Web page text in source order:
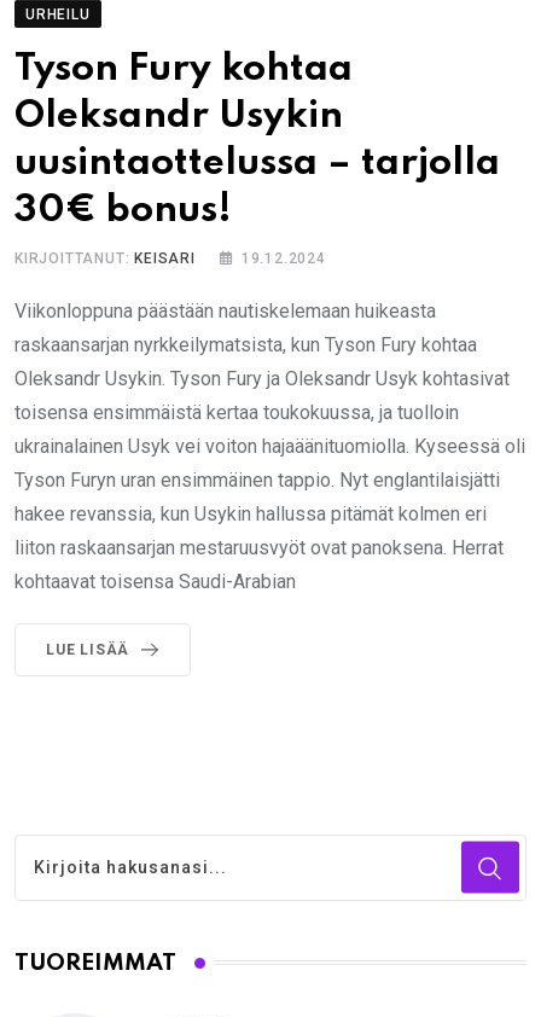
URHEILU
Tyson Fury kohtaa
Oleksandr Usykin
uusintaottelussa – tarjolla
30€ bonus!
KIRJOITTANUT:KEISARI 19.12.2024
Viikonloppuna päästään nautiskelemaan huikeasta
raskaansarjan nyrkkeilymatsista, kun Tyson Fury kohtaa
Oleksandr Usykin. Tyson Fury ja Oleksandr Usyk kohtasivat
toisensa ensimmäistä kertaa toukokuussa, ja tuolloin
ukrainalainen Usyk vei voiton hajaäänituomiolla. Kyseessä oli
Tyson Furyn uran ensimmäinen tappio. Nyt englantilaisjätti
hakee revanssia, kun Usykin hallussa pitämät kolmen eri
liiton raskaansarjan mestaruusvyöt ovat panoksena. Herrat
kohtaavat toisensa Saudi-Arabian
LUE LISÄÄ
TUOREIMMAT